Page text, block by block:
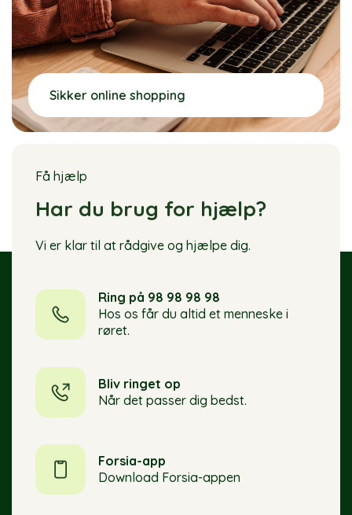
Sikker online shopping
Få hjælp
Har du brug for hjælp?
Vi er klar til at rådgive og hjælpe dig.
Ring på 98 98 98 98
Hos os får du altid et menneske i
røret.
Bliv ringet op
Når det passer dig bedst.
Forsia-app
Download Forsia-appen